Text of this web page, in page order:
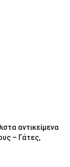
αντικείμενα
– Γάτες,